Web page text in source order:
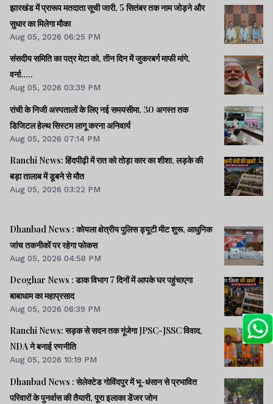
झारखंड में प्रारूप मतदाता सूची जारी, 5 सितंबर तक नाम जोड़ने और
सुधार का मिलेगा मौका
Aug 05, 2026 06:25 PM
संसदीय समिति का पत्र मेटा को, तीन दिन में जुकरबर्ग माफी मांगे,
वर्ना.....
Aug 05, 2026 03:39 PM
रांची के निजी अस्पतालों के लिए नई समयसीमा, 30 अगस्त तक
डिजिटल हेल्थ सिस्टम लागू करना अनिवार्य
Aug 05, 2026 07:14 PM
Ranchi News: हिंदपीढ़ी में रात को तोड़ा कार का शीशा, लड़के की
बड़ा तालाब में डूबने से मौत
Aug 05, 2026 03:22 PM
Dhanbad News : कोयला क्षेत्रीय पुलिस ड्यूटी मीट शुरू, आधुनिक
जांच तकनीकों पर रहेगा फोकस
Aug 05, 2026 04:58 PM
Deoghar News : डाक विभाग 7 दिनों में आपके घर पहुंचाएगा
बाबाधाम का महाप्रसाद
Aug 05, 2026 06:39 PM
Ranchi News: सड़क से सदन तक गूंजेगा JPSC-JSSC विवाद,
NDA ने बनाई रणनीति
Aug 05, 2026 10:19 PM
Dhanbad News : सेलेक्टेड गोविंदपुर में भू-धंसान से प्रभावित
परिवारों के पुनर्वास की तैयारी, पूरा इलाका डेंजर जोन